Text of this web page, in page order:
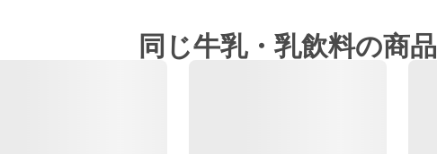
同じ牛乳・乳飲料の商品